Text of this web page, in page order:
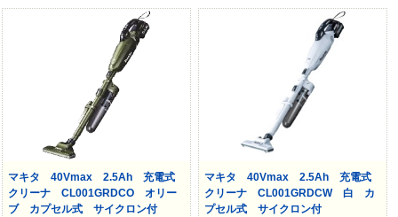
マキタ 40Vmax 2.5Ah 充電式
クリーナ CL001GRDCO オリー
ブ カプセル式 サイクロン付
マキタ 40Vmax 2.5Ah 充電式
クリーナ CL001GRDCW 白 カ
プセル式 サイクロン付